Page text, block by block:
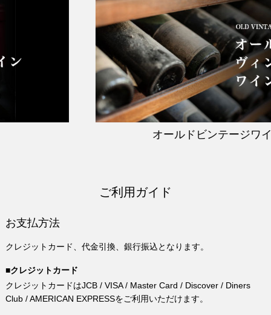
オールドビンテージワイン
ご利用ガイド
お支払方法
クレジットカード、代金引換、銀行振込となります。
■クレジットカード
クレジットカードはJCB / VISA / Master Card / Discover / Diners
Club / AMERICAN EXPRESSをご利用いただけます。